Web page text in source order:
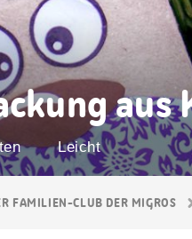
FAMILIEN-CLUB DER MIGROS
aus
Leicht